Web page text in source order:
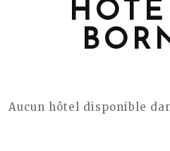
Aucun hôtel disponible